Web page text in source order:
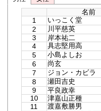
名前
1
いっこく堂
2
川平慈英
3
岸本祐二
4
具志堅用高
5
小島よしお
6
尚玄
7
ジョン・カビラ
8
瀬田吉史
9
平良政幸
10
津嘉山正種
11
渡嘉敷勝男